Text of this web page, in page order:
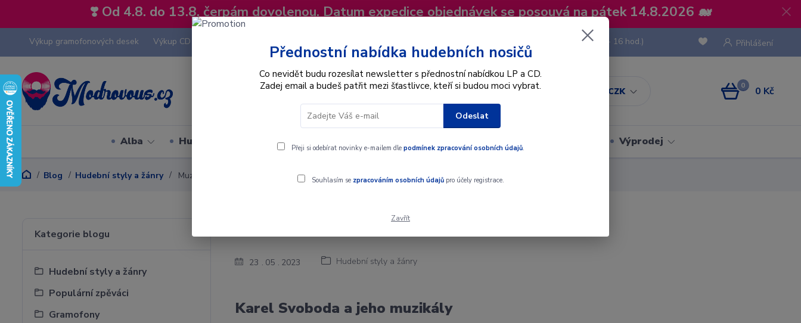
❣️ Od 4.8. do 13.8. čerpám dovolenou. Datum expedice objednávek se posouvá na pátek 14.8.2026 🐋
Výkup gramofonových desek Výkup CD
CZK
Přihlášení
Hledat
(Po-Pá, 8 - 16 hod.)
0 0 Kč
Alba Hudební styly Interpret Dárkové poukazy Výprodej
Blog Hudební styly a žánry Muzikál - hudební styl
Kategorie blogu
Hudební styly a žánry
Populární zpěváci
Gramofony
23 05 2023 Hudební styly a žánry
Muzikál - hudební styl
Karel Svoboda a jeho muzikály
Přednostní nabídka hudebních nosičů
Co nevidět budu rozesílat newsletter s přednostní nabídkou LP a CD.
Zadej email a budeš patřit mezi šťastlivce, kteří si budou moci vybrat.
Odeslat
Přeji si odebírat novinky e-mailem dle podmínek zpracování osobních údajů.
Souhlasím se zpracováním osobních údajůpro účely registrace.
Zavřít